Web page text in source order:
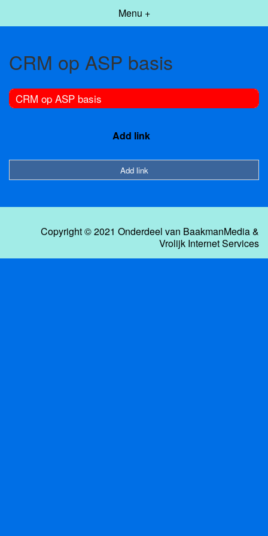
Menu +
CRM op ASP basis
CRM op ASP basis
Add link
Add link
Copyright © 2021 Onderdeel van BaakmanMedia&
Vrolijk Internet Services